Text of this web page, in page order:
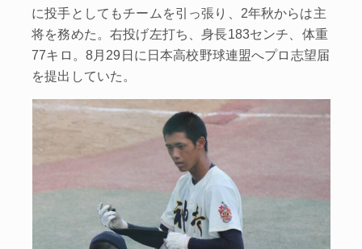
に投手としてもチームを引っ張り、2年秋からは主
将を務めた。右投げ左打ち、身長183センチ、体重
77キロ。8月29日に日本高校野球連盟へプロ志望届
を提出していた。